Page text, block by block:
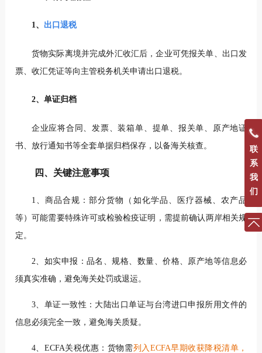
1、 出口退税
货物实际离境并完成外汇收汇后，企业可凭报关单、出口发
票、收汇凭证等向主管税务机关申请出口退税。
2、单证归档
企业应将合同、发票、装箱单、提单、报关单、原产地证
书、放行通知书等全套单据归档保存，以备海关核查。
四、关键注意事项
1、商品合规：部分货物（如化学品、医疗器械、农产品
等）可能需要特殊许可或检验检疫证明，需提前确认两岸相关规
定。
2、如实申报：品名、规格、数量、价格、原产地等信息必
须真实准确，避免海关处罚或退运。
3、单证一致性：大陆出口单证与台湾进口申报所用文件的
信息必须完全一致，避免海关质疑。
4、ECFA关税优惠：货物需列入ECFA早期收获降税清单，
联
系
我
们